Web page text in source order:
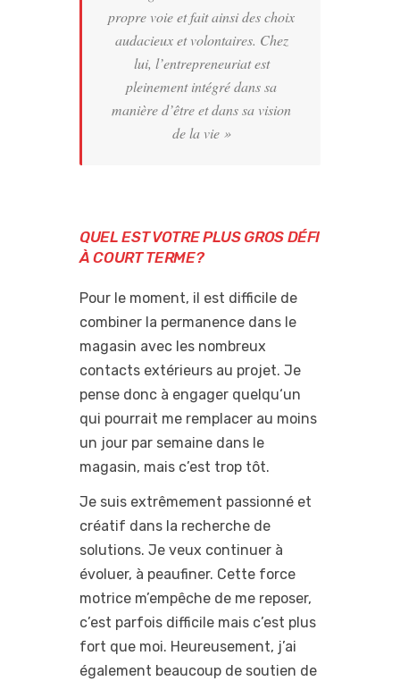
propre voie et fait ainsi des choix
audacieux et volontaires. Chez
lui, l’entrepreneuriat est
pleinement intégré dans sa
manière d’être et dans sa vision
de la vie »
QUEL EST VOTRE PLUS GROS DÉFI
À COURT TERME?
Pour le moment, il est difficile de
combiner la permanence dans le
magasin avec les nombreux
contacts extérieurs au projet. Je
pense donc à engager quelqu‘un
qui pourrait me remplacer au moins
un jour par semaine dans le
magasin, mais c’est trop tôt.
Je suis extrêmement passionné et
créatif dans la recherche de
solutions. Je veux continuer à
évoluer, à peaufiner. Cette force
motrice m’empêche de me reposer,
c’est parfois difficile mais c’est plus
fort que moi. Heureusement, j’ai
également beaucoup de soutien de